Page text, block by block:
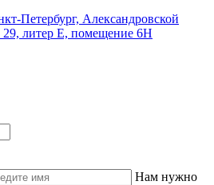
Петербург, Александровской
29, литер Е, помещение 6Н
Нам нужно